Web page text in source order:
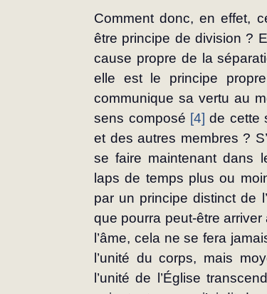
Comment donc, en effet,
être principe de division ?
cause propre de la
elle est le principe
communique sa vertu au
sens composé [4] de cette
et des autres membres ?
se faire maintenant dans
laps de temps plus ou
par un principe distinct de
que pourra peut-être arriver
l’âme, cela ne se fera
l’unité du corps, mais
l’unité de l’Église